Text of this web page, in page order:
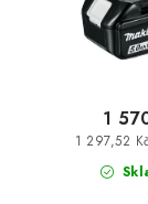
1 297,52
1